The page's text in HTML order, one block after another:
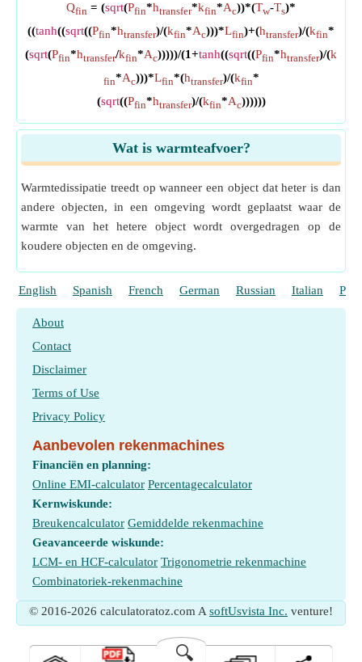
Qfin = (sqrt(Pfin*htransfer*kfin*Ac))*(Tw-Ts)*
((tanh((sqrt((Pfin*htransfer)/(kfin*Ac)))*Lfin)+(htransfer)/(kfin*
(sqrt(Pfin*htransfer/kfin*Ac)))))/(1+tanh((sqrt((Pfin*htransfer)/(k
fin*Ac)))*Lfin*(htransfer)/(kfin*
(sqrt((Pfin*htransfer)/(kfin*Ac))))))
Wat is warmteafvoer?
Warmtedissipatie treedt op wanneer een object dat heter is dan
andere objecten, in een omgeving wordt geplaatst waar de
warmte van het hetere object wordt overgedragen op de
koudere objecten en de omgeving.
English Spanish French German Russian Italian
About
Contact
Disclaimer
Terms of Use
Privacy Policy
Aanbevolen rekenmachines
Financiën en planning:
Online EMI-calculator Percentagecalculator
Kernwiskunde:
Breukencalculator Gemiddelde rekenmachine
Geavanceerde wiskunde:
LCM- en HCF-calculator Trigonometrie rekenmachine
Combinatoriek-rekenmachine
© 2016-2026 calculatoratoz.com A softUsvista Inc. venture!
🔍